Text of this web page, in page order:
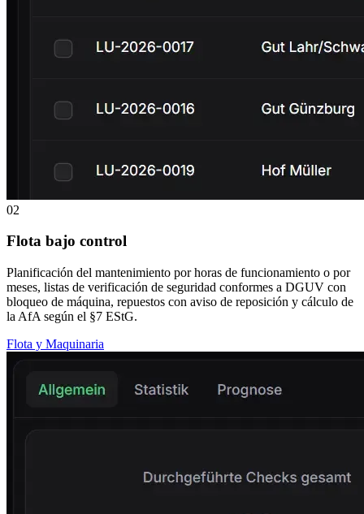
02
Flota bajo control
Planificación del mantenimiento por horas de funcionamiento o por
meses, listas de verificación de seguridad conformes a DGUV con
bloqueo de máquina, repuestos con aviso de reposición y cálculo de
la AfA según el §7 EStG.
Flota y Maquinaria